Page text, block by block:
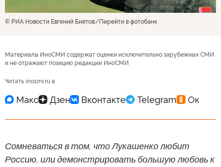
© РИА Новости Евгений Биятов Перейти в фотобанк
Материалы ИноСМИ содержат оценки исключительно зарубежных СМИ
и не отражают позицию редакции ИноСМИ
Читать inosmi.ru в
Сомневаться в том, что Лукашенко любит
Россию, или демонстрировать большую любовь к